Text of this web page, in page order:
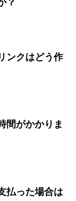
？
ンクはどう作
間がかかりま
払った場合は